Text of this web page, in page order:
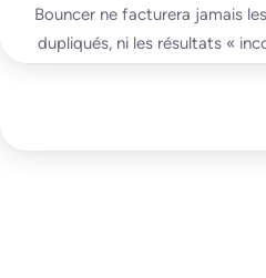
Bouncer ne facturera jamais
dupliqués, ni les résultats «